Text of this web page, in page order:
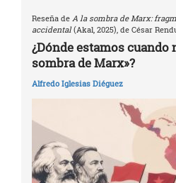
Reseña de A la sombra de Marx:
accidental(Akal, 2025), de César
¿Dónde estamos cuando
sombra de Marx»?
Alfredo Iglesias Diéguez